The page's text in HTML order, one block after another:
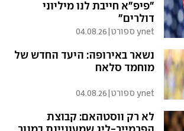
"פיפ"א חייבת לנו מיליוני
דולרים"
ynet ספורט |
04.08.26
נשאר באירופה: היעד החדש של
מוחמד סלאח
ynet ספורט |
04.08.26
לא רק ווסטהאם: קבוצת